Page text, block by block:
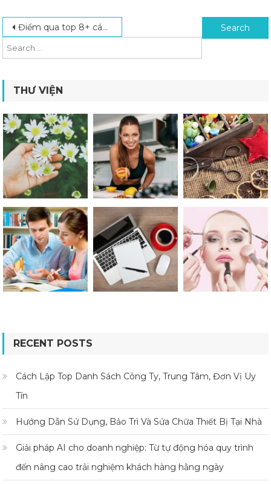
Post navigation
Điểm qua top 8+ cách làm căng da mặt được yêu thích nhất Search for:
THƯ VIỆN
RECENT POSTS
Cách Lập Top Danh Sách Công Ty, Trung Tâm, Đơn Vị Uy
Tín
Hướng Dẫn Sử Dụng, Bảo Trì Và Sửa Chữa Thiết Bị Tại Nhà
Giải pháp AI cho doanh nghiệp: Từ tự động hóa quy trình
đến nâng cao trải nghiệm khách hàng hằng ngày